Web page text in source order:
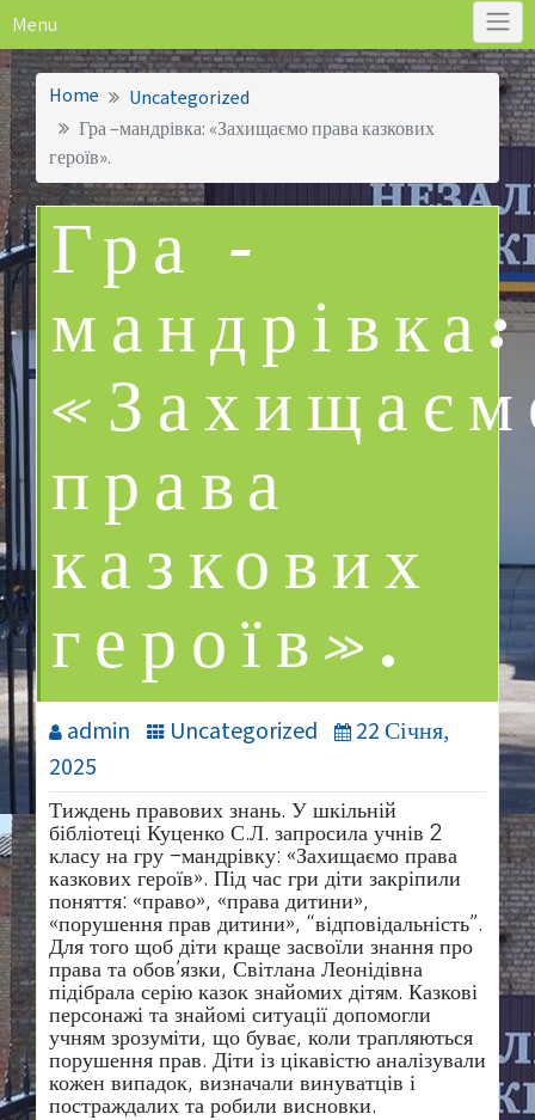
Menu
Home
Uncategorized
Гра –мандрівка: «Захищаємо права казкових
героїв».
Гра –
мандрівка:
права
казкових
героїв».
admin Uncategorized
22 Січня,
2025
Тиждень правових знань. У шкільній
бібліотеці Куценко С.Л. запросила учнів 2
класу на гру –мандрівку: «Захищаємо права
казкових героїв». Під час гри діти закріпили
поняття: «право», «права дитини»,
«порушення прав дитини», “відповідальність”.
Для того щоб діти краще засвоїли знання про
права та обов’язки, Світлана Леонідівна
підібрала серію казок знайомих дітям. Казкові
персонажі та знайомі ситуації допомогли
учням зрозуміти, що буває, коли трапляються
порушення прав. Діти із цікавістю аналізували
кожен випадок, визначали винуватців і
постраждалих та робили висновки.